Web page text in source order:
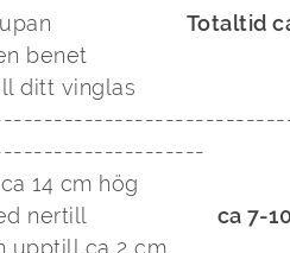
kupan
Totaltid
benet
ditt vinglas
ca 14 cm hög
bred nertill ca 7-